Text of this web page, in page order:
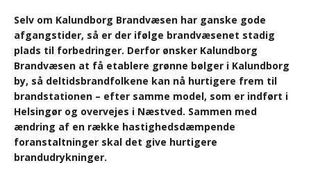
Selv om Kalundborg Brandvæsen har ganske gode
afgangstider, så er der ifølge brandvæsenet stadig
plads til forbedringer. Derfor ønsker Kalundborg
Brandvæsen at få etablere grønne bølger i Kalundborg
by, så deltidsbrandfolkene kan nå hurtigere frem til
brandstationen – efter samme model, som er indført i
Helsingør og overvejes i Næstved. Sammen med
ændring af en række hastighedsdæmpende
foranstaltninger skal det give hurtigere
brandudrykninger.